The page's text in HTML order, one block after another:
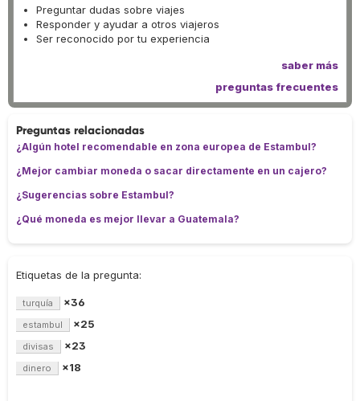
Preguntar dudas sobre viajes
Responder y ayudar a otros viajeros
Ser reconocido por tu experiencia
saber más
preguntas frecuentes
Preguntas relacionadas
¿Algún hotel recomendable en zona europea de Estambul?
¿Mejor cambiar moneda o sacar directamente en un cajero?
¿Sugerencias sobre Estambul?
¿Qué moneda es mejor llevar a Guatemala?
Etiquetas de la pregunta:
turquía ×36
estambul ×25
divisas ×23
dinero ×18